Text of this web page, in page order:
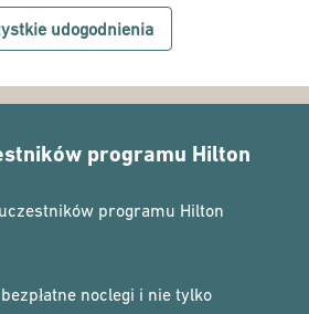
udogodnienia
programu Hilton
programu Hilton
noclegi i nie tylko